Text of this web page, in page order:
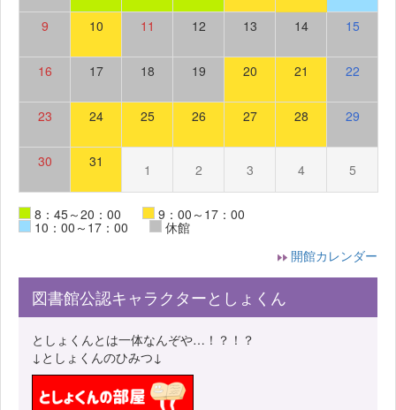
9 10 11 12 13 14 15
16 17 18 19 20 21 22
23 24 25 26 27 28 29
30 31 1 2 3 4 5
8：45～20：00 9：00～17：00
10：00～17：00
休館
開館カレンダー
図書館公認キャラクターとしょくん
としょくんとは一体なんぞや…！？！？
↓としょくんのひみつ↓